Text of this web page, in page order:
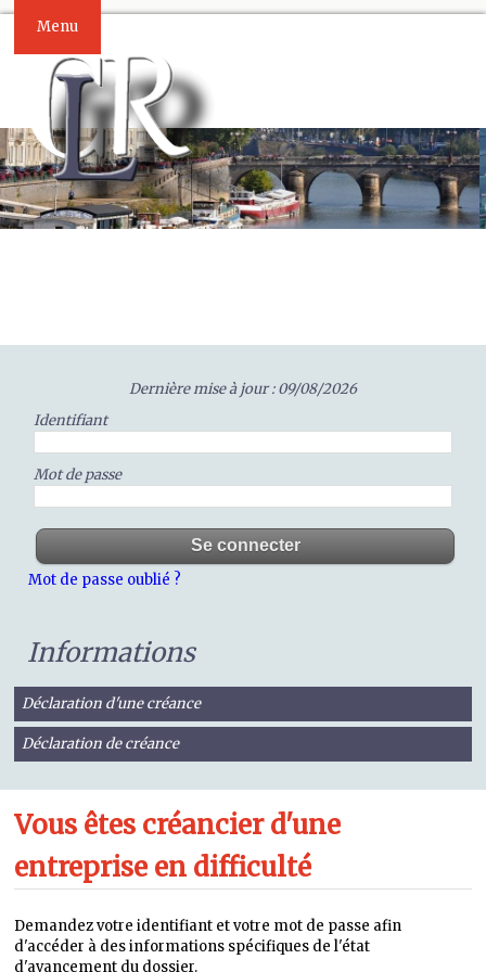
Menu
Dernière mise à jour : 09/08/2026
Identifiant
Mot de passe
Mot de passe oublié ?
Informations
Déclaration d'une créance
Déclaration de créance
Vous êtes créancier d'une
entreprise en difficulté
Demandez votre identifiant et votre mot de passe afin
d'accéder à des informations spécifiques de l'état
d'avancement du dossier.